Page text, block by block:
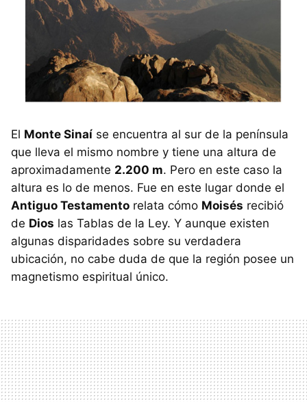
El Monte Sinaí se encuentra al sur de la península
que lleva el mismo nombre y tiene una altura de
aproximadamente 2.200 m. Pero en este caso la
altura es lo de menos. Fue en este lugar donde el
Antiguo Testamento relata cómo Moisés recibió
de Dios las Tablas de la Ley. Y aunque existen
algunas disparidades sobre su verdadera
ubicación, no cabe duda de que la región posee un
magnetismo espiritual único.